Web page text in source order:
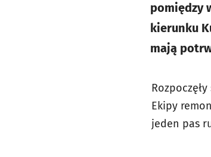
pomiędzy
kierunku
mają
Ekipy
jeden pas